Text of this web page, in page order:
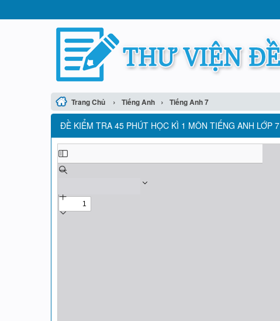
Trang Chủ › Tiếng Anh › Tiếng Anh 7
ĐỀ KIỂM TRA 45 PHÚT HỌC KÌ 1 MÔN TIẾNG ANH LỚP 7